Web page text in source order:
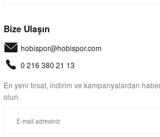
Bize Ulaşın
hobispor@hobispor.com
0 216 380 21 13
En yeni fırsat, indirim ve kampanyalardan
olun.